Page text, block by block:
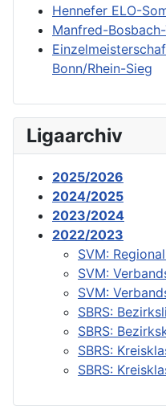
Hennefer ELO-
Manfred-
Bonn/Rhein-Sieg
Ligaarchiv
2025/2026
2024/2025
2023/2024
2022/2023
SVM:
SVM:
SVM:
SBRS:
SBRS:
SBRS:
SBRS: